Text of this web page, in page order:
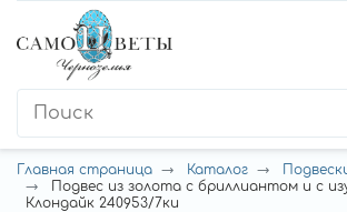
Главная страница Каталог
Подвес из золота с бриллиантом и с
Клондайк 240953/7ки